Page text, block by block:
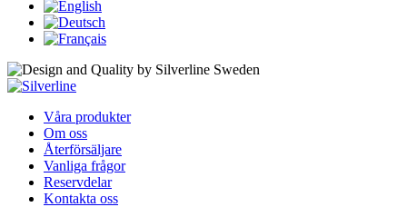
Våra produkter
Om oss
Återförsäljare
Vanliga frågor
Reservdelar
Kontakta oss